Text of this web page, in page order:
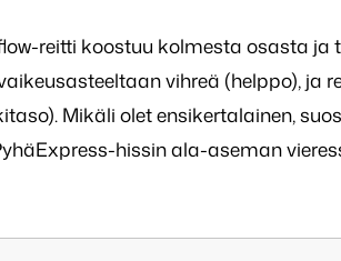
reitti koostuu kolmesta osasta
vihreä (helppo), ja
Mikäli olet ensikertalainen,
hissin ala-aseman